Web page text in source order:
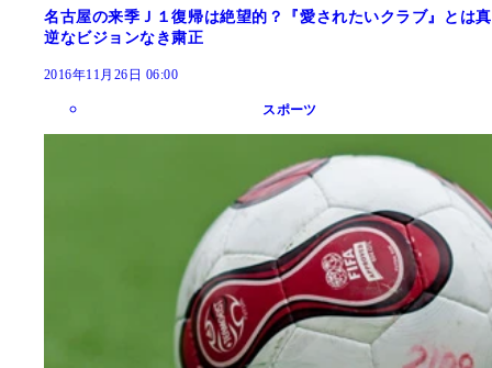
名古屋の来季Ｊ１復帰は絶望的？『愛されたいクラブ』とは真
逆なビジョンなき粛正
2016年11月26日 06:00
スポーツ